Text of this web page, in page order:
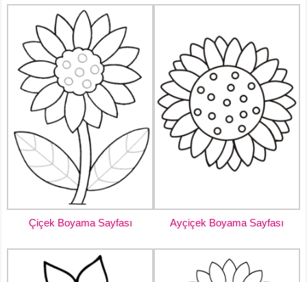
Çiçek Boyama Sayfası Ayçiçek Boyama Sayfası